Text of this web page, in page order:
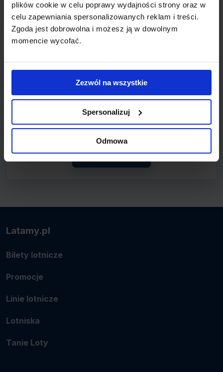
plików cookie w celu poprawy wydajności strony oraz w
celu zapewniania spersonalizowanych reklam i treści.
Zgoda jest dobrowolna i możesz ją w dowolnym
momencie wycofać.
Zezwól na wszystkie
Spersonalizuj
Odmowa
przelew, gotówka, karta
LINIA LOTNICZA
transavia.com
połączenie.
Latamy.pl
Bilety lotnicze
Promocje
Linie lotnicze
Lotniska
Tanie Loty